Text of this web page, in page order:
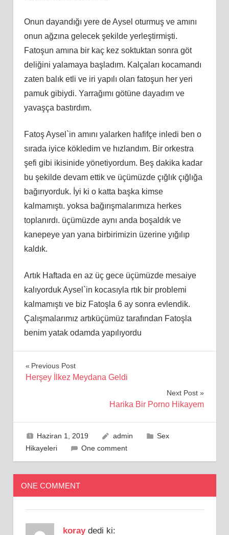
Onun dayandığı yere de Aysel oturmuş ve amını
onun ağzına gelecek şekilde yerleştirmişti.
Fatoşun amına bir kaç kez soktuktan sonra göt
deliğini yalamaya başladım. Kalçaları kocamandı
zaten balık etli ve iri yapılı olan fatoşun her yeri
pamuk gibiydi. Yarrağımı götüne dayadım ve
yavaşça bastırdım.
Fatoş Aysel`in amını yalarken hafifçe inledi ben o
sırada iyice kökledim ve hızlandım. Bir orkestra
şefi gibi ikisinide yönetiyordum. Beş dakika kadar
bu şekilde devam ettik ve üçümüzde çığlık çığlığa
bağırıyorduk. İyi ki o katta başka kimse
kalmamıştı. yoksa bağırışmalarımıza herkes
toplanırdı. üçümüzde aynı anda boşaldık ve
kanepeye yan yana birbirimizin üzerine yığılıp
kaldık.
Artık Haftada en az üç gece üçümüzde mesaiye
kalıyorduk Aysel`in kocasıyla rtık bir problemi
kalmamıştı ve biz Fatoşla 6 ay sonra evlendik.
Çalışmalarımız artıküçümüz tarafından Fatoşla
benim yatak odamda yapılıyordu
Yazı
Previous Post
Herşey İlkez Meydana Geldi
Next Post
Harika Bir Porno Hikayem
Haziran 1, 2019 admin
Sex
Hikayeleri
One comment
ONE COMMENT
koray dedi ki: